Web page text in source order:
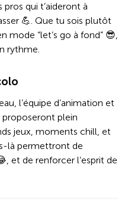
qui t’aideront à
💪. Que tu sois plutôt
mode “let’s go à fond” 😎,
rythme.
l’équipe d’animation et
proposeront plein
jeux, moments chill, et
là permettront de
et de renforcer l’esprit de